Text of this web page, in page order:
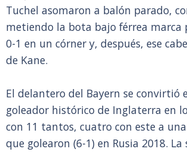
Tuchel asomaron a balón parado,
metiendo la bota bajo férrea marca
0-1 en un córner y, después, ese
de Kane.
El delantero del Bayern se convirtió
goleador histórico de Inglaterra en
con 11 tantos, cuatro con este a
que golearon (6-1) en Rusia 2018. La